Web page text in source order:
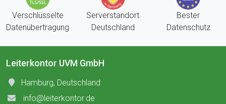
Verschlüsselte
Datenübertragung
Serverstandort
Deutschland
Bester
Datenschutz
Leiterkontor UVM GmbH
Hamburg, Deutschland
info@leiterkontor.de